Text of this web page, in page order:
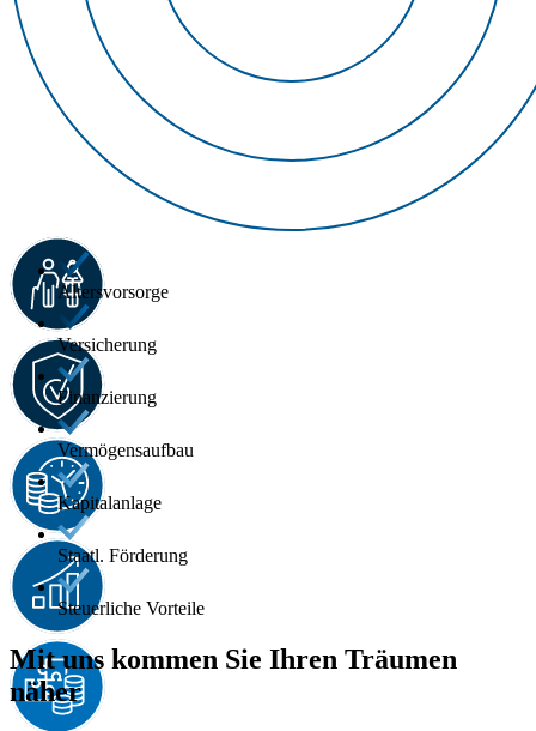
Altersvorsorge
Versicherung
Finanzierung
Vermögensaufbau
Kapitalanlage
Staatl. Förderung
Steuerliche Vorteile
Mit uns kommen Sie Ihren Träumen
näher